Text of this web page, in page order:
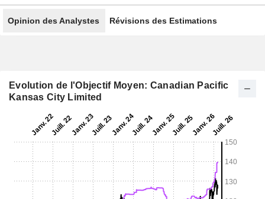
Opinion des Analystes Révisions des Estimations
Evolution de l'Objectif Moyen: Canadian Pacific
Kansas City Limited